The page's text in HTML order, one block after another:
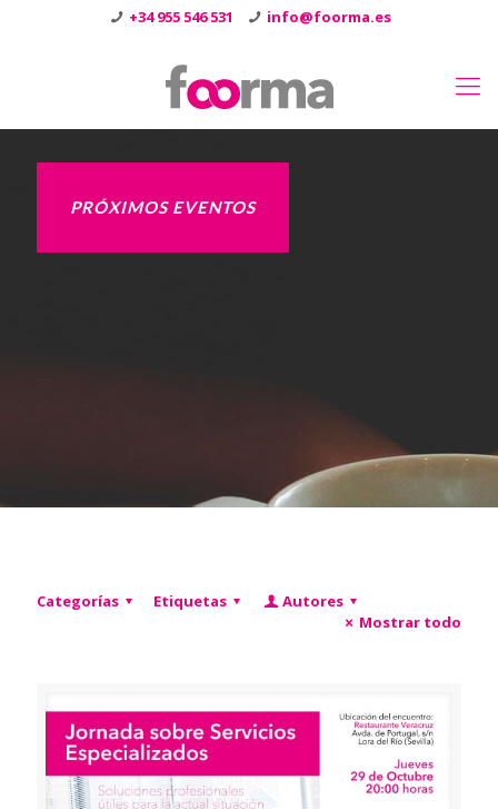
+34 955 546 531 info@foorma.es
PRÓXIMOS EVENTOS
Categorías Etiquetas
Autores
Mostrar todo